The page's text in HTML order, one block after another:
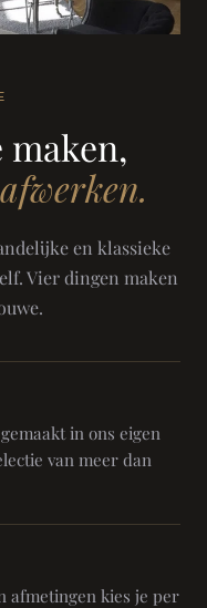
maken,
en klassieke
Vier dingen maken
in ons eigen
van meer dan
afmetingen kies je per